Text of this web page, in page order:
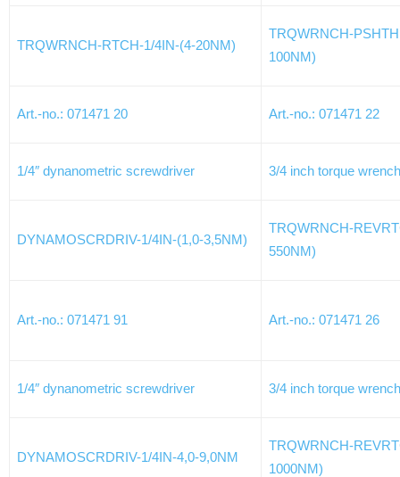
TRQWRNCH-RTCH-1/4IN-(4-20NM)
TRQWRNCH-
100NM)
Art.-no.: 071471 20 Art.-no.: 071471 22
1/4″ dynanometric screwdriver 3/4 inch torque wrench
DYNAMOSCRDRIV-1/4IN-(1,0-3,5NM)
TRQWRNCH-
550NM)
Art.-no.: 071471 91 Art.-no.: 071471 26
1/4″ dynanometric screwdriver 3/4 inch torque wrench
DYNAMOSCRDRIV-1/4IN-4,0-9,0NM
TRQWRNCH-
1000NM)